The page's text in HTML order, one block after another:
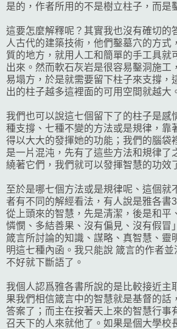
是的，作者所用的不是樹立柱子，而是
這要怎麼解釋呢？其實我也沒有確切的
人古代的建築技術，他們鑿墓穴的方式
質的地方，就用人工和簡單的手工具就
出來。然而軟石灰岩是很容易鑿洞施工
易塌方，於是就需要留下柱子來支撐，
出的柱子越多這裡面的可用空間就越大
我們也可以說這七個留下了的柱子是感
種支撐、七種不變的方法或是規律，靠
得以大大的發揮她的功能；我們的腦袋
是一片混沌，先有了這些方法和規律了
繞著它們，我們就可以發揮智慧的功效
至於是哪七個方法或是規律呢、這個就
者有不同的解經看法，有人說是雅各書
從上頭來的智慧，先是清潔，後是和平
憐憫、多結善果、沒有偏見、沒有假冒
箴言所討論的知識、謀略、真智慧、靈
明這七種內函。我只能說 箴言的作者
不好就下斷語了。
我個人認爲雅各書所說的是比較接近主
果我們相信箴言中的智慧就是基督的話
答案了；而主在按著天上來的智慧行事
召天下的人來就他了。如果是個大學校